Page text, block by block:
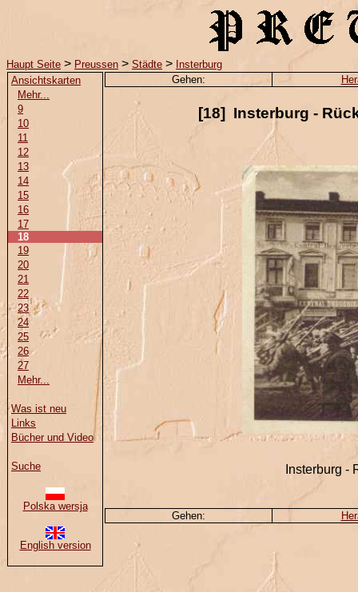
Haupt Seite > Preussen > Städte > Insterburg
Ansichtskarten
Mehr...
9
10
11
12
13
14
15
16
17
18
19
20
21
22
23
24
25
26
27
Mehr...
Was ist neu
Links
Bücher und Video
Suche
Polska wersja
English version
Gehen:
[18] Insterburg -
Insterburg -
Gehen: